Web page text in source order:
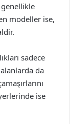
modeller ise,
sadece
da
ise